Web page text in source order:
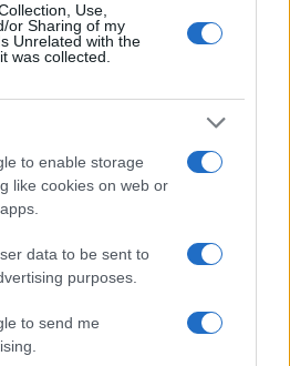
Use,
or Sharing of my
Unrelated with the
was collected.
to enable storage
like cookies on web or
data to be sent to
purposes.
to send me
na
Koncert skupine Delta Riff na
jutri